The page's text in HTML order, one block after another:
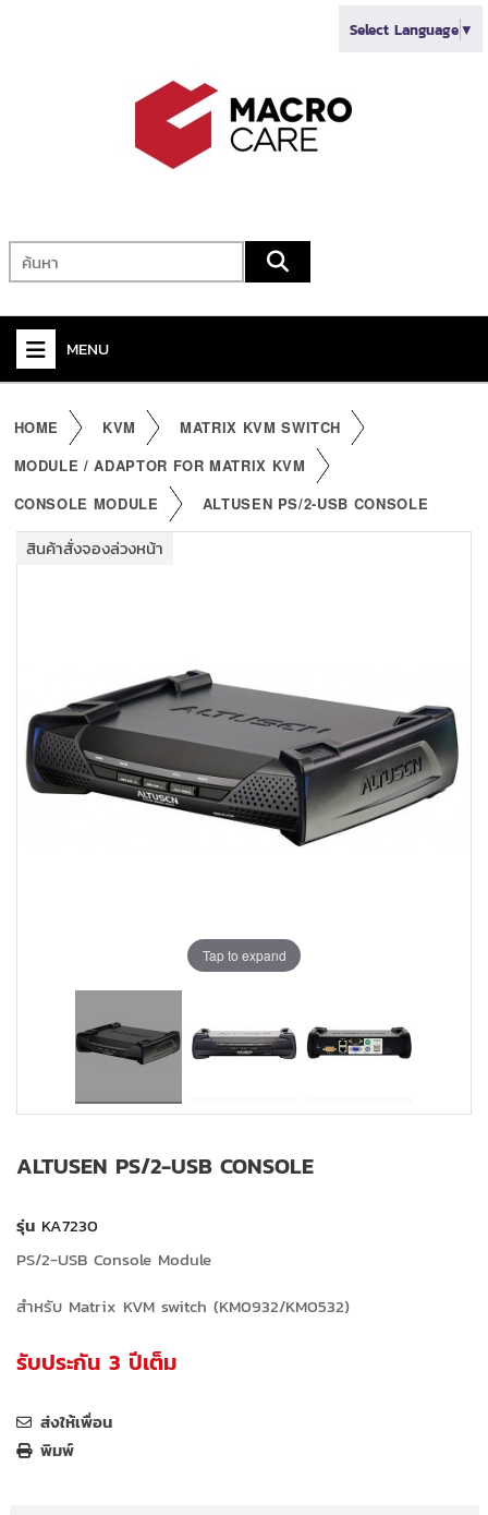
Select Language▼
MENU
KVM
PDU
SUPPORT
CONTACT US
HOME KVM
MATRIX KVM SWITCH
MODULE / ADAPTOR FOR MATRIX KVM
CONSOLE MODULE
ALTUSEN PS/2-USB CONSOLE
สินค้าสั่งจองล่วงหน้า
Tap to expand
ALTUSEN PS/2-USB CONSOLE
รุ่น KA7230
PS/2-USB Console Module
สำหรับ Matrix KVM switch (KM0932/KM0532)
รับประกัน 3 ปีเต็ม
ส่งให้เพื่อน
พิมพ์